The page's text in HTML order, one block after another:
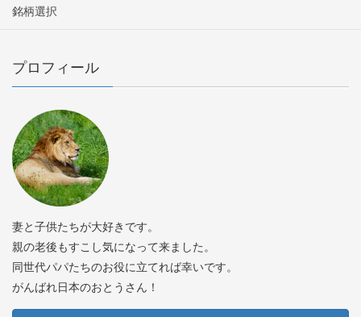
銘柄選択
プロフィール
妻と子供たちが大好きです。
親の老後もすこし気になって来ました。
同世代パパたちのお役に立てれば幸いです。
がんばれ日本のおとうさん！